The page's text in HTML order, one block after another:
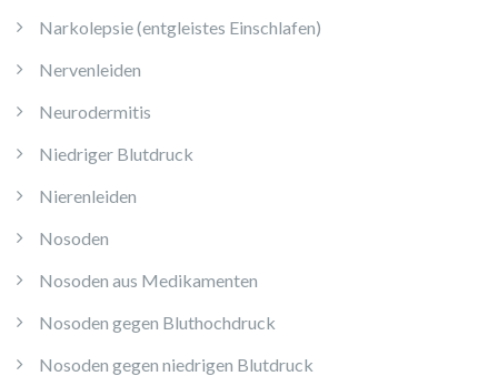
Narkolepsie (entgleistes Einschlafen)
Nervenleiden
Neurodermitis
Niedriger Blutdruck
Nierenleiden
Nosoden
Nosoden aus Medikamenten
Nosoden gegen Bluthochdruck
Nosoden gegen niedrigen Blutdruck